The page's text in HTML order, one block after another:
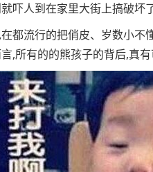
吓人到在家里大街上搞破坏
都流行的把俏皮、岁数小不
,所有的的熊孩子的背后,真